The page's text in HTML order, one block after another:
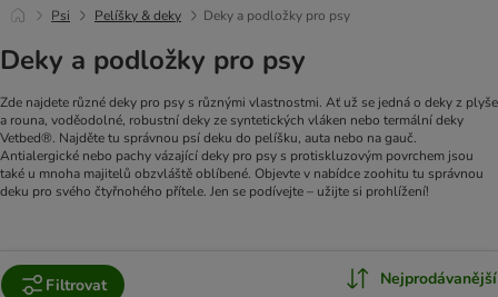
Psi Pelíšky & deky Deky a podložky pro psy
Deky a podložky pro psy
Zde najdete různé deky pro psy s různými vlastnostmi. Ať už se jedná o deky z plyše
a rouna, voděodolné, robustní deky ze syntetických vláken nebo termální deky
Vetbed®. Najděte tu správnou psí deku do pelíšku, auta nebo na gauč.
Antialergické nebo pachy vázající deky pro psy s protiskluzovým povrchem jsou
také u mnoha majitelů obzvláště oblíbené. Objevte v nabídce zoohitu tu správnou
deku pro svého čtyřnohého přítele. Jen se podívejte – užijte si prohlížení!
Filtrovat Nejprodávanější